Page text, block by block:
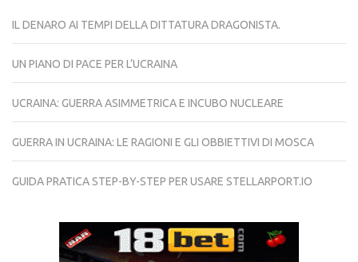
IL DENARO AI TEMPI DELLA DITTATURA DRAGONISTA.
UN PIANO DI PACE PER L’UCRAINA
UCRAINA: GUERRA ASIMMETRICA E INCUBO NUCLEARE
GUERRA IN UCRAINA: LE RAGIONI E GLI OBBIETTIVI DI MOSCA
GUIDA PRATICA STEP-BY-STEP PER USARE STELLARPORT.IO